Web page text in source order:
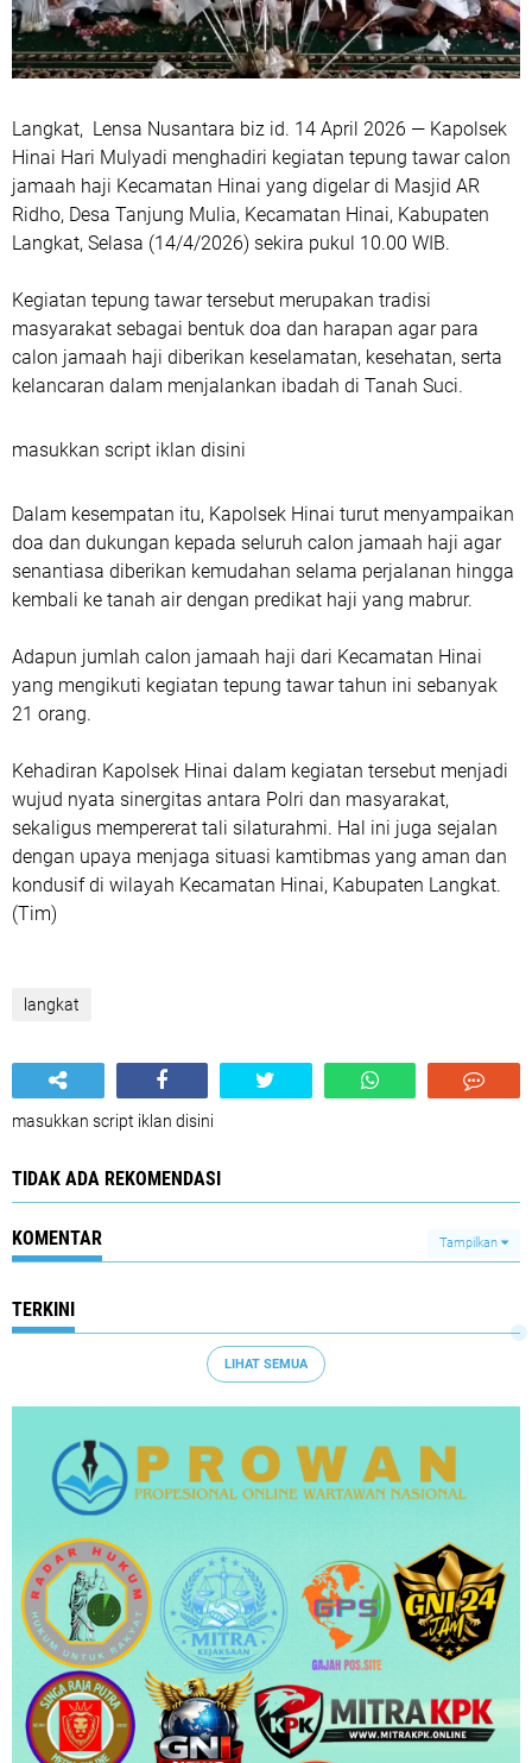
Langkat, Lensa Nusantara biz id. 14 April 2026 — Kapolsek
Hinai Hari Mulyadi menghadiri kegiatan tepung tawar calon
jamaah haji Kecamatan Hinai yang digelar di Masjid AR
Ridho, Desa Tanjung Mulia, Kecamatan Hinai, Kabupaten
Langkat, Selasa (14/4/2026) sekira pukul 10.00 WIB.
Kegiatan tepung tawar tersebut merupakan tradisi
masyarakat sebagai bentuk doa dan harapan agar para
calon jamaah haji diberikan keselamatan, kesehatan, serta
kelancaran dalam menjalankan ibadah di Tanah Suci.
masukkan script iklan disini
Dalam kesempatan itu, Kapolsek Hinai turut menyampaikan
doa dan dukungan kepada seluruh calon jamaah haji agar
senantiasa diberikan kemudahan selama perjalanan hingga
kembali ke tanah air dengan predikat haji yang mabrur.
Adapun jumlah calon jamaah haji dari Kecamatan Hinai
yang mengikuti kegiatan tepung tawar tahun ini sebanyak
21 orang.
Kehadiran Kapolsek Hinai dalam kegiatan tersebut menjadi
wujud nyata sinergitas antara Polri dan masyarakat,
sekaligus mempererat tali silaturahmi. Hal ini juga sejalan
dengan upaya menjaga situasi kamtibmas yang aman dan
kondusif di wilayah Kecamatan Hinai, Kabupaten Langkat.
(Tim)
langkat
masukkan script iklan disini
TIDAK ADA REKOMENDASI
KOMENTAR Tampilkan
TERKINI
LIHAT SEMUA